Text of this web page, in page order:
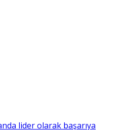
lider olarak başarıya